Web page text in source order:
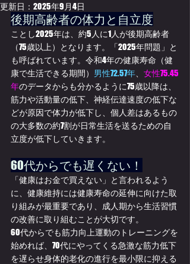
更新日： 2025年9月4日
後期高齢者の体力と自立度
ことし2025年は、約5人に1人が後期高齢者
（75歳以上）となります。「2025年問題」と
も呼ばれています。令和4年の健康寿命（健
康で生活できる期間） 男性72.57年
⼥性75.45
年のデータからも分かるように75歳以降は、
筋力や活動量の低下、神経伝達速度の低下な
どが原因で体力が低下し、個人差はあるもの
の大多数の約7割が日常生活を送るための自
立度が低下していきます。
60代からでも遅くない！
「健康はお金で買えない」と言われるよう
に、健康維持には健康寿命の延伸に向けた取
り組みが最重要であり、成人期から生活習慣
の改善に取り組むことが大切です。
60代からでも筋力向上運動のトレーニングを
始めれば、70代にやってくる急激な筋力低下
を遅らせ身体的老化の進行を最小限に抑える